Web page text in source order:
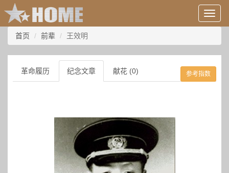
用
户
息/
登
录
等
首页 前辈 王效明
革命履历 纪念文章 献花 (0) 参考指数